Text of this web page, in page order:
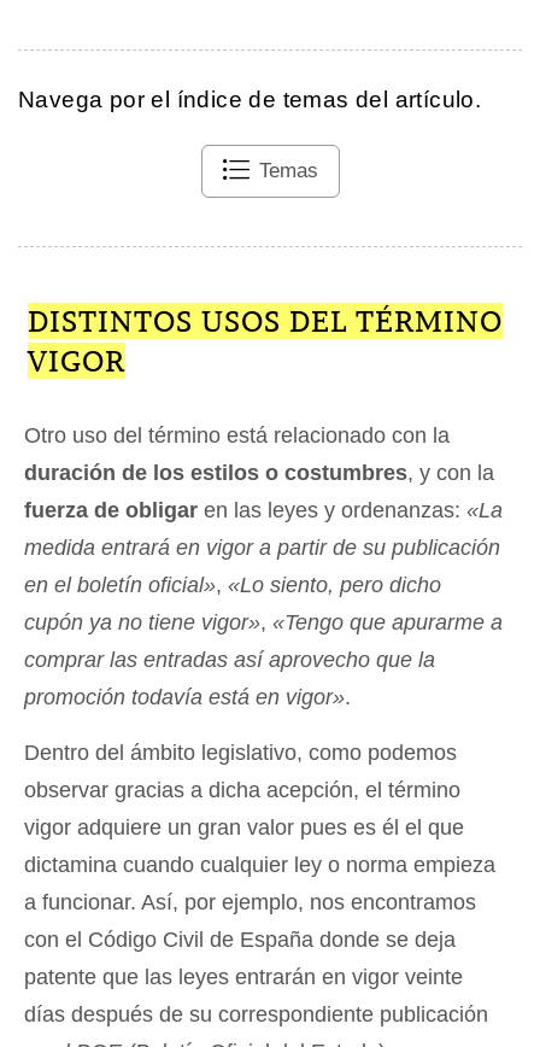
Navega por el índice de temas del artículo.
Temas
DISTINTOS USOS DEL TÉRMINO
VIGOR
Otro uso del término está relacionado con la
duración de los estilos o costumbres, y con la
fuerza de obligar en las leyes y ordenanzas: «La
medida entrará en vigor a partir de su publicación
en el boletín oficial», «Lo siento, pero dicho
cupón ya no tiene vigor», «Tengo que apurarme a
comprar las entradas así aprovecho que la
promoción todavía está en vigor».
Dentro del ámbito legislativo, como podemos
observar gracias a dicha acepción, el término
vigor adquiere un gran valor pues es él el que
dictamina cuando cualquier ley o norma empieza
a funcionar. Así, por ejemplo, nos encontramos
con el Código Civil de España donde se deja
patente que las leyes entrarán en vigor veinte
días después de su correspondiente publicación